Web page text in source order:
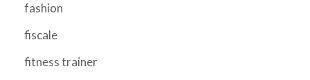
fashion
fiscale
fitness trainer